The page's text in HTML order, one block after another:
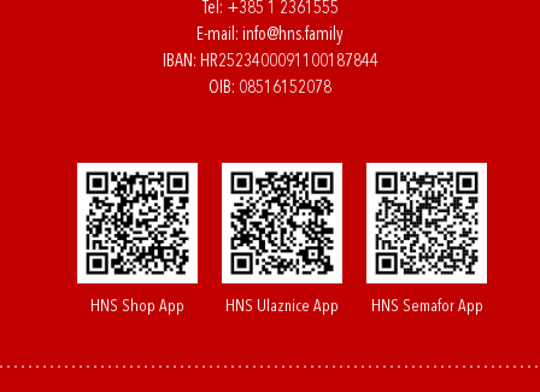
Tel: +385 1 2361555
E-mail: info@hns.family
IBAN: HR2523400091100187844
OIB: 08516152078
HNS Shop App HNS Ulaznice App HNS Semafor App